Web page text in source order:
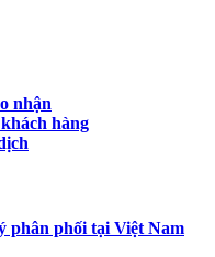
nhận
hàng
phân phối tại Việt Nam